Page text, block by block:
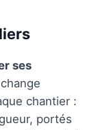
ses
chantier :
portés